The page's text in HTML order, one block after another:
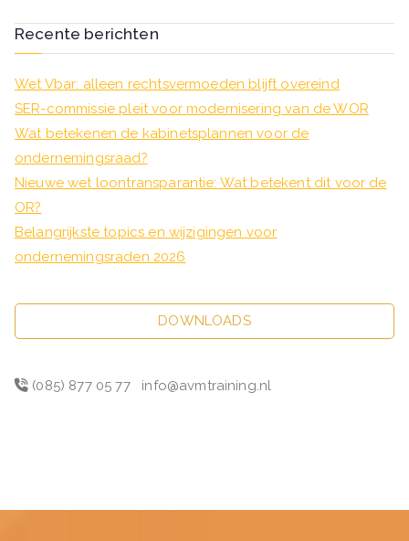
Recente berichten
Wet Vbar: alleen rechtsvermoeden blijft overeind
SER-commissie pleit voor modernisering van de WOR
Wat betekenen de kabinetsplannen voor de
ondernemingsraad?
Nieuwe wet loontransparantie: Wat betekent dit voor de
OR?
Belangrijkste topics en wijzigingen voor
ondernemingsraden 2026
DOWNLOADS
(085) 877 05 77 info@avmtraining.nl